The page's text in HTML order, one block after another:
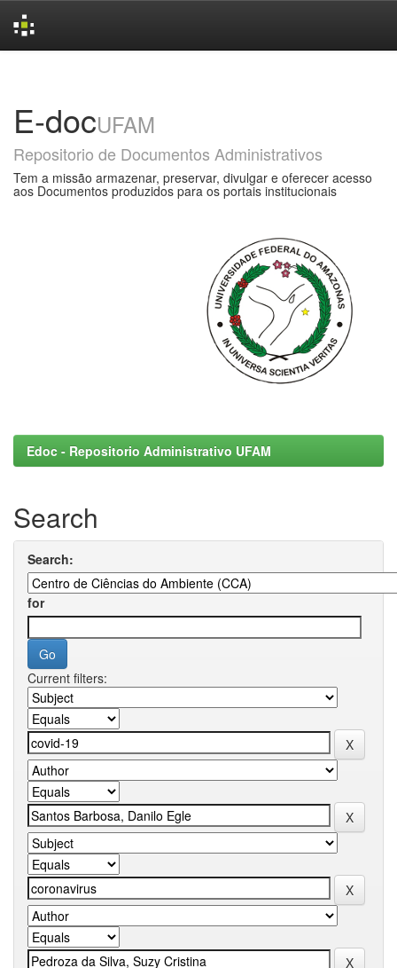
E-docUFAM
Repositorio de Documentos Administrativos
Tem a missão armazenar, preservar, divulgar e oferecer acesso
aos Documentos produzidos para os portais institucionais
Edoc - Repositorio Administrativo UFAM
Search
Search:
for
Current filters: